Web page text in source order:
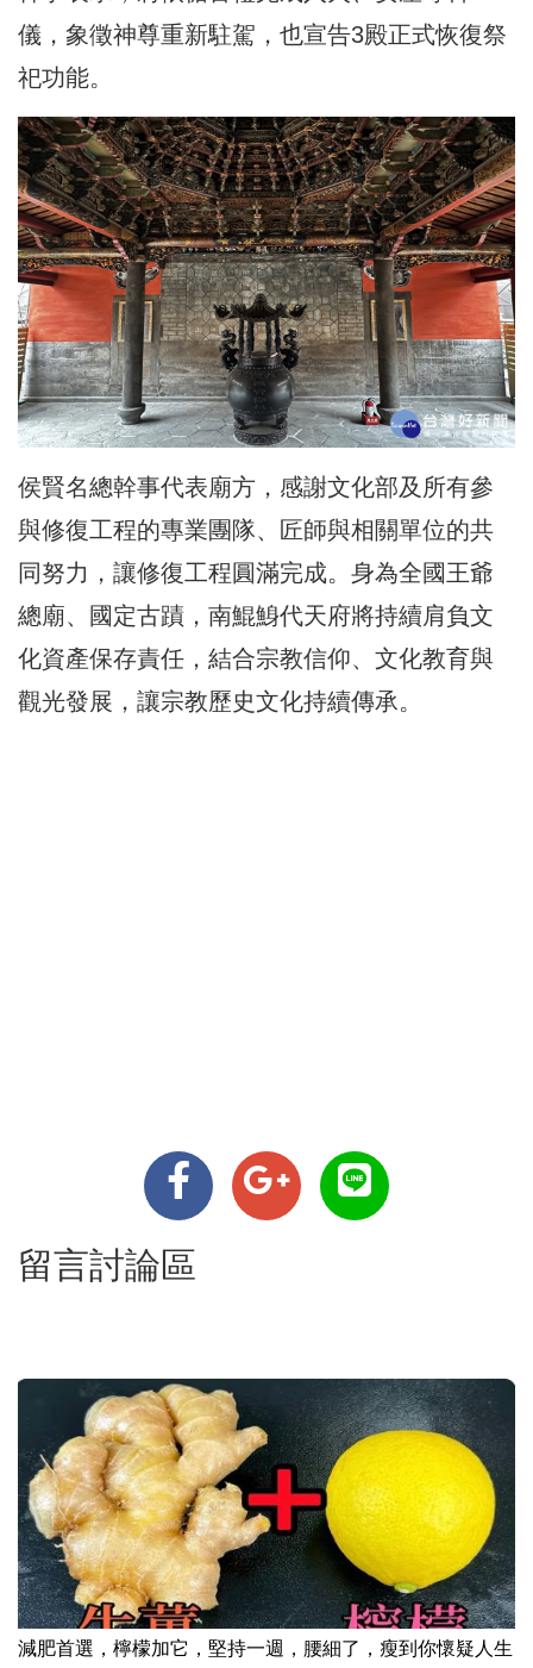
儀，象徵神尊重新駐駕，也宣告3殿正式恢復祭
祀功能。
侯賢名總幹事代表廟方，感謝文化部及所有參
與修復工程的專業團隊、匠師與相關單位的共
同努力，讓修復工程圓滿完成。身為全國王爺
總廟、國定古蹟，南鯤鯓代天府將持續肩負文
化資產保存責任，結合宗教信仰、文化教育與
觀光發展，讓宗教歷史文化持續傳承。
留言討論區
減肥首選，檸檬加它，堅持一週，腰細了，瘦到你懷疑人生